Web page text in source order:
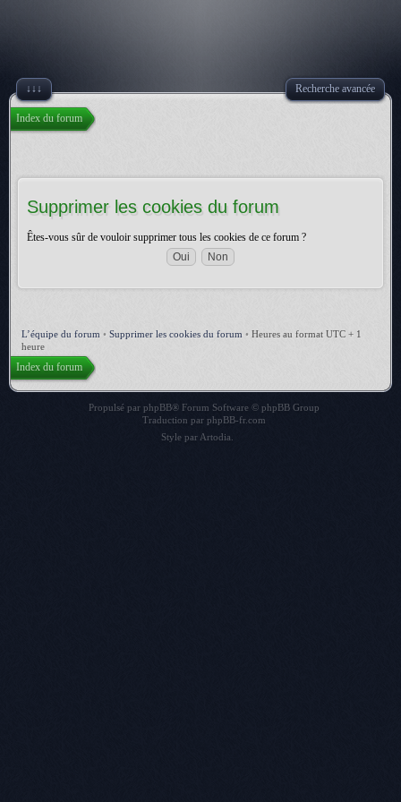
↓↓↓ Recherche avancée
Index du forum
Supprimer les cookies du forum
Êtes-vous sûr de vouloir supprimer tous les cookies de ce forum ?
L’équipe du forum • Supprimer les cookies du forum • Heures au format UTC + 1
heure
Index du forum
Propulsé par phpBB® Forum Software © phpBB Group
Traduction par phpBB-fr.com
Style par Artodia